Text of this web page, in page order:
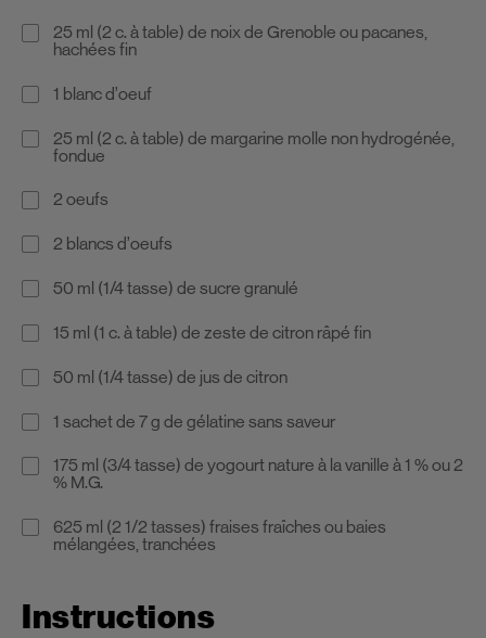
25 ml (2 c. à table) de noix de Grenoble ou pacanes,
hachées fin
1 blanc d’oeuf
25 ml (2 c. à table) de margarine molle non hydrogénée,
fondue
2 oeufs
2 blancs d’oeufs
50 ml (1/4 tasse) de sucre granulé
15 ml (1 c. à table) de zeste de citron râpé fin
50 ml (1/4 tasse) de jus de citron
1 sachet de 7 g de gélatine sans saveur
175 ml (3/4 tasse) de yogourt nature à la vanille à 1 % ou 2
% M.G.
625 ml (2 1/2 tasses) fraises fraîches ou baies
mélangées, tranchées
Instructions